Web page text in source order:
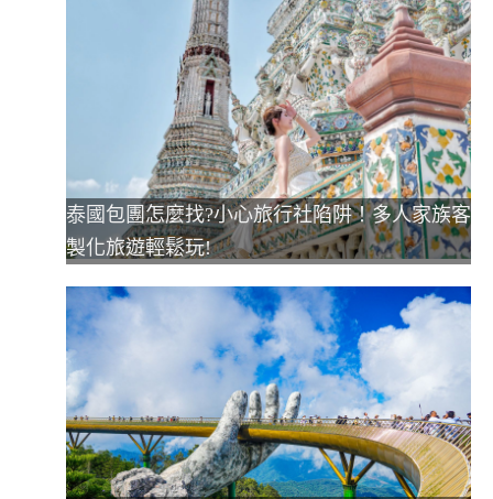
泰國包團怎麼找?小心旅行社陷阱！多人家族客
製化旅遊輕鬆玩!